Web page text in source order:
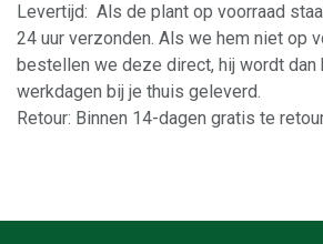
Levertijd: Als de plant op voorraad
24 uur verzonden. Als we hem niet op
bestellen we deze direct, hij wordt dan
werkdagen bij je thuis geleverd.
Retour: Binnen 14-dagen gratis te